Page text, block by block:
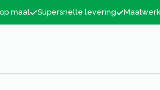
maat Supersnelle levering